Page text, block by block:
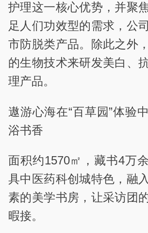
护理这一核心优势，并聚
足人们功效型的需求，公
市防脱类产品。除此之外
的生物技术来研发美白、
理产品。
遨游心海在“百草园”体验
浴书香
面积约1570㎡，藏书4万
具中医药科创城特色，融
素的美学书房，让采访团
暇接。